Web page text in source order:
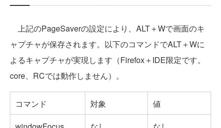
上記のPageSaverの設定により、ALT＋Wで画面のキ
ャプチャが保存されます。以下のコマンドでALT＋Wに
よるキャプチャが実現します（Firefox＋IDE限定です。
core、RCでは動作しません）。
コマンド 対象
値